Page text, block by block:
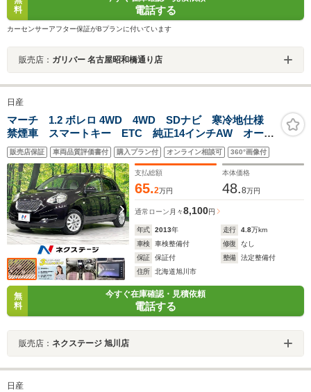
料
電話する
カーセンサーアフター保証がBプランに付いています
販売店： ガリバー 名古屋昭和橋通り店
日産
マーチ 1.2 ボレロ 4WD 4WD SDナビ 寒冷地仕様
禁煙車 スマートキー ETC 純正14インチAW オート
ライト オートエアコン Bluetooth CD/DVD再生 地
デジ
販売店保証 車両品質評価書付 購入プラン付 オンライン相談可 360°画像付
支払総額
65.2万円
本体価格
48.8万円
通常ローン 月々8,100円
年式 2013年 走行 4.8万km
車検
車検整備付 修復
なし
保証
保証付 整備
法定整備付
住所
北海道旭川市
無
料
今すぐ在庫確認・見積依頼
電話する
販売店： ネクステージ 旭川店
日産